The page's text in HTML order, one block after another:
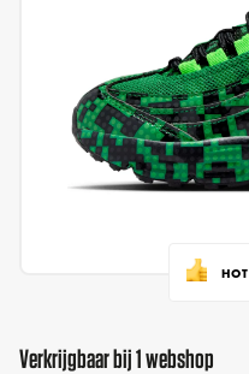
HOT
Verkrijgbaar bij 1 webshop